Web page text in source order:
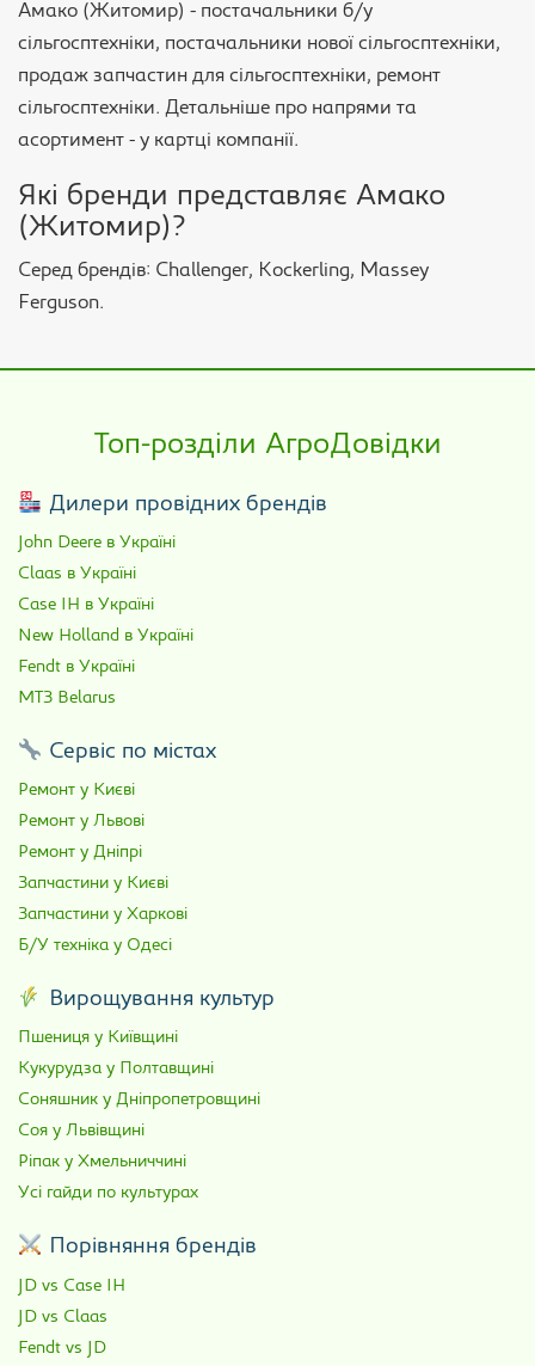
Амако (Житомир) - постачальники б/у
сільгосптехніки, постачальники нової сільгосптехніки,
продаж запчастин для сільгосптехніки, ремонт
сільгосптехніки. Детальніше про напрями та
асортимент - у картці компанії.
Які бренди представляє Амако
(Житомир)?
Серед брендів: Challenger, Kockerling, Massey
Ferguson.
Топ-розділи АгроДовідки
Дилери провідних брендів
John Deere в Україні
Claas в Україні
Case IH в Україні
New Holland в Україні
Fendt в Україні
МТЗ Belarus
Сервіс по містах
Ремонт у Києві
Ремонт у Львові
Ремонт у Дніпрі
Запчастини у Києві
Запчастини у Харкові
Б/У техніка у Одесі
Вирощування культур
Пшениця у Київщині
Кукурудза у Полтавщині
Соняшник у Дніпропетровщині
Соя у Львівщині
Ріпак у Хмельниччині
Усі гайди по культурах
Порівняння брендів
JD vs Case IH
JD vs Claas
Fendt vs JD